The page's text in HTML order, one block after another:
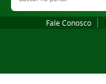
Fale Conosco